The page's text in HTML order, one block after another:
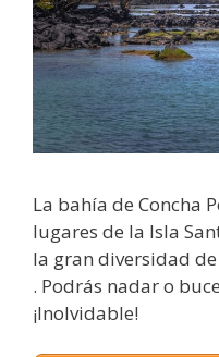
La bahía de Concha
lugares de la Isla
la gran diversidad
. Podrás nadar o
¡Inolvidable!